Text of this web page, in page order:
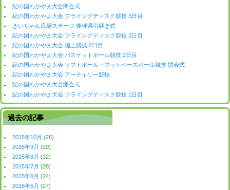
紀の国わかやま大会閉会式
紀の国わかやま大会 フライングディスク競技 3日目
きいちゃん広場ステージ 後催県引継ぎ式
紀の国わかやま大会 フライングディスク競技 2日目
紀の国わかやま大会 陸上競技 2日目
紀の国わかやま大会 バスケットボール競技 2日目
紀の国わかやま大会 ソフトボール・フットベースボール競技 閉会式
紀の国わかやま大会 アーチェリー競技
紀の国わかやま大会開会式
紀の国わかやま大会 フライングディスク競技 1日目
過去の記事
2015年10月 (26)
2015年9月 (20)
2015年8月 (32)
2015年7月 (28)
2015年6月 (24)
2015年5月 (27)